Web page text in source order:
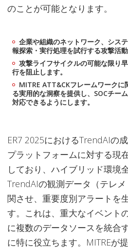
のことが可能となります。
企業や組織のネットワーク、シス
報探索・実行処理を試行する攻撃活
攻撃ライフサイクルの可能な限り
行を阻止します。
MITRE ATT&CKフレームワークに
る実用的な洞察を提供し、SOCチー
対応できるようにします。
ER7 2025におけるTrendAIの
プラットフォームに対する現
しており、ハイブリッド環境
TrendAIの観測データ（テレ
関させ、重要度別アラートを
す。これは、重大なイベント
に複数のデータソースを統合
に特に役立ちます。MITREが